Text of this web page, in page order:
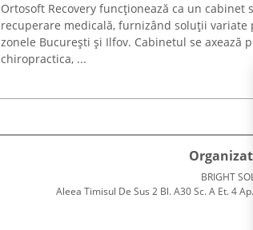
Ortosoft Recovery funcționează ca un cabinet
recuperare medicală, furnizând soluții
zonele București și Ilfov. Cabinetul se axează
chiropractica, ...
BRIGHT
Aleea Timisul De Sus 2 Bl. A30 Sc. A Et. 4